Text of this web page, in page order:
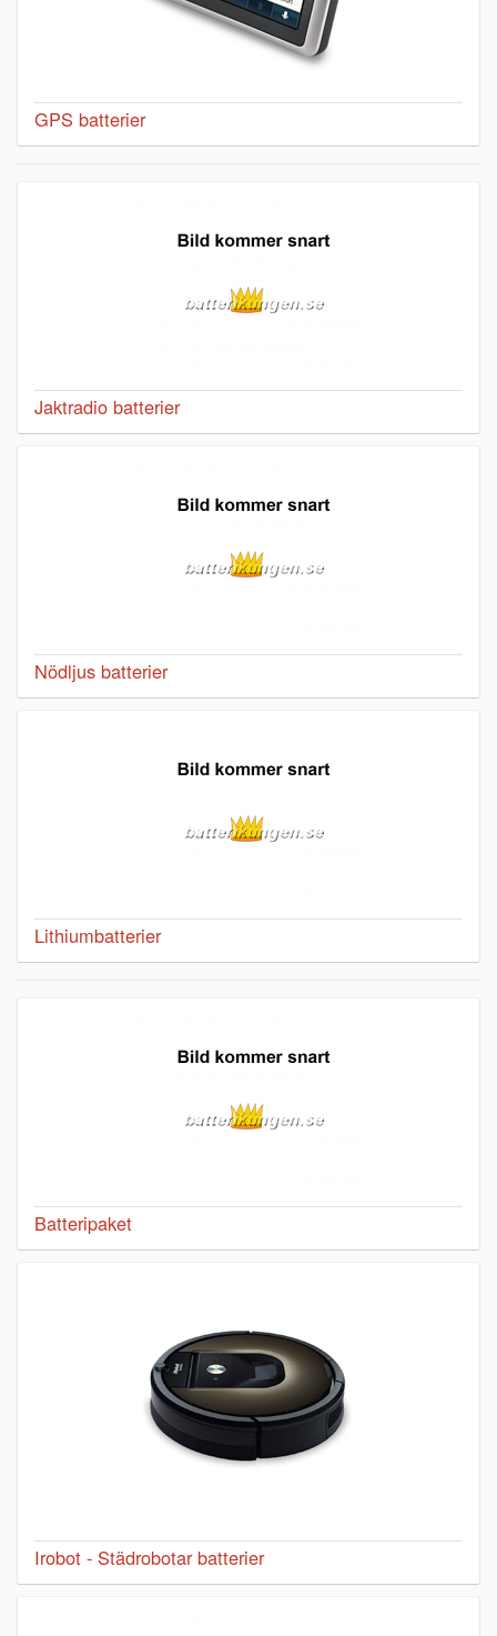
GPS batterier
Jaktradio batterier
Nödljus batterier
Lithiumbatterier
Batteripaket
Irobot - Städrobotar batterier